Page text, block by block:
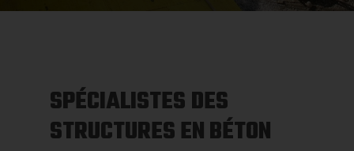
SPÉCIALISTES DES
STRUCTURES EN BÉTON